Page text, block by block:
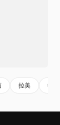
拉美 徽章